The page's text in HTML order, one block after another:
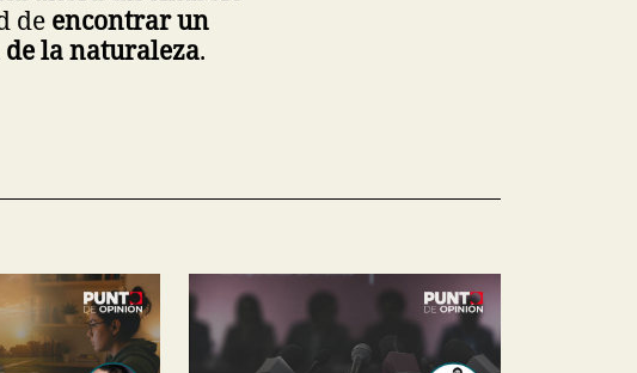
de encontrar un
la naturaleza.